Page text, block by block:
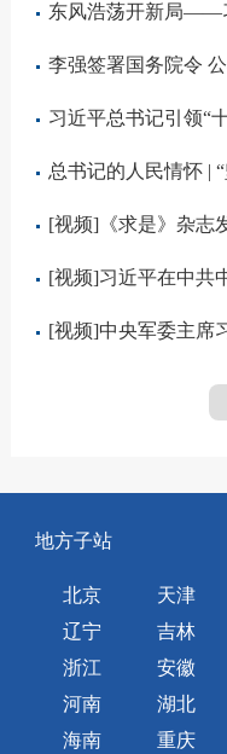
地方子站
北京 天津
辽宁
吉林
浙江
安徽
河南
湖北
海南
重庆